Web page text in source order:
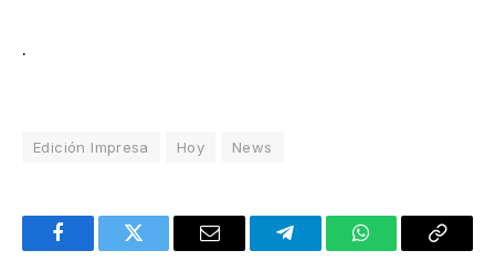
.
Edición Impresa Hoy News
FacebookTwitter Email TelegramWhatsAppCopy